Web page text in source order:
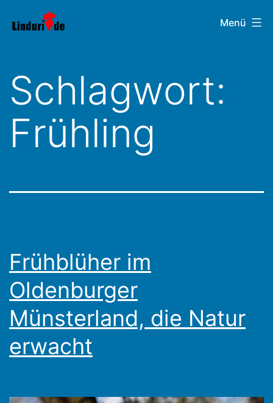
Inhalt
Linduri.de Menü
Schlagwort:
Frühling
Frühblüher im
Oldenburger
Münsterland, die Natur
erwacht